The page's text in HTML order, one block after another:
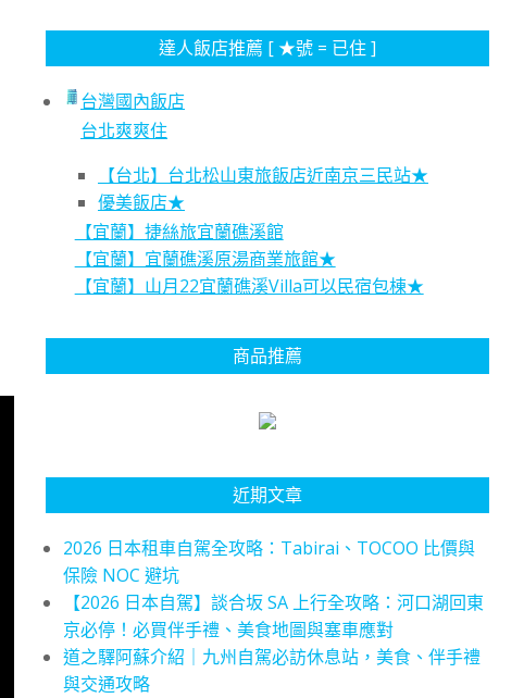
達人飯店推薦 [ ★號 = 已住 ]
台灣國內飯店
台北爽爽住
【台北】台北松山東旅飯店近南京三民站★
優美飯店★
【宜蘭】捷絲旅宜蘭礁溪館
【宜蘭】宜蘭礁溪原湯商業旅館★
【宜蘭】山月22宜蘭礁溪Villa可以民宿包棟★
商品推薦
近期文章
2026 日本租車自駕全攻略：Tabirai、TOCOO 比價與
保險 NOC 避坑
【2026 日本自駕】談合坂 SA 上行全攻略：河口湖回東
京必停！必買伴手禮、美食地圖與塞車應對
道之驛阿蘇介紹｜九州自駕必訪休息站，美食、伴手禮
與交通攻略